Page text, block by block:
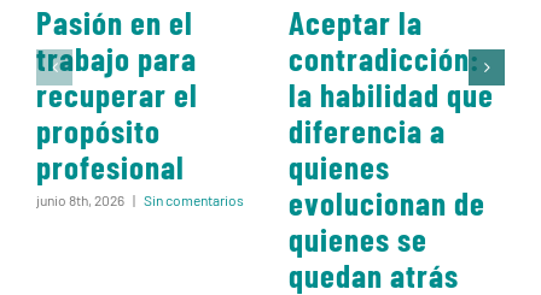
Pasión en el
trabajo para
recuperar el
propósito
profesional
junio 8th, 2026 | Sin comentarios
Aceptar la
contradicción:
la habilidad que
diferencia a
quienes
evolucionan de
quienes se
quedan atrás